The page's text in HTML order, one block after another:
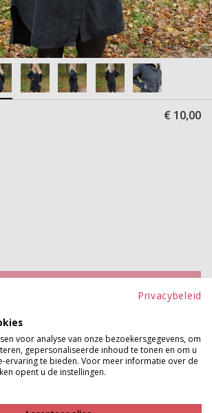
€ 10,00
vanaf €150,-
en ruilen in onze winkels
winkel
Privacybeleid
voor analyse van onze bezoekersgegevens, om
gepersonaliseerde inhoud te tonen en om u
ervaring te bieden. Voor meer informatie over de
opent u de instellingen.